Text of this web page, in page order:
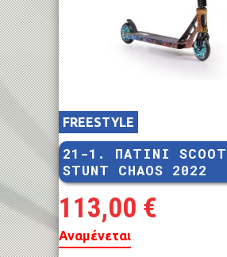
FREESTYLE
21-1. ΠΑΤΙΝΙ
STUNT CHAOS 2022
113,00 €
Αναμένεται